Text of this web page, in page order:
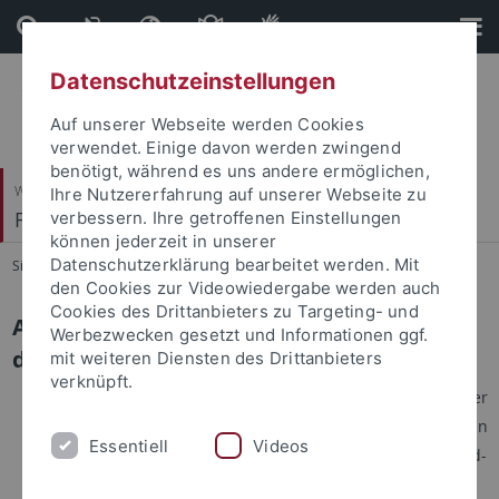
Direkt
zum
Inhalt
Direkt
zur
Fußleiste
Wirtschafts- und Sozialwissenschaftliche Fakultät
Financial Institutions
Sie sind hier: Startseite ... Anrechnung
Anrechnung von Studienleistungen aus
dem Ausland
Für die
ausländischer
Studienleistungen für Studierende in den
Bachelorstudiengängen besuchen Sie bitte die Download-
Datenschutzeinstellungen
Auf unserer Webseite werden Cookies
verwendet. Einige davon werden zwingend
benötigt, während es uns andere ermöglichen,
Ihre Nutzererfahrung auf unserer Webseite zu
verbessern. Ihre getroffenen Einstellungen
können jederzeit in unserer
Datenschutzerklärung bearbeitet werden. Mit
den Cookies zur Videowiedergabe werden auch
Cookies des Drittanbieters zu Targeting- und
Werbezwecken gesetzt und Informationen ggf.
mit weiteren Diensten des Drittanbieters
verknüpft.
Essentiell Videos